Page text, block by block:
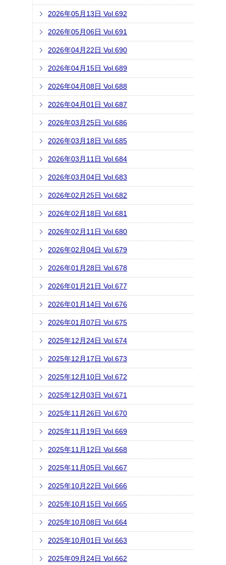
2026年05月13日 Vol.692
2026年05月06日 Vol.691
2026年04月22日 Vol.690
2026年04月15日 Vol.689
2026年04月08日 Vol.688
2026年04月01日 Vol.687
2026年03月25日 Vol.686
2026年03月18日 Vol.685
2026年03月11日 Vol.684
2026年03月04日 Vol.683
2026年02月25日 Vol.682
2026年02月18日 Vol.681
2026年02月11日 Vol.680
2026年02月04日 Vol.679
2026年01月28日 Vol.678
2026年01月21日 Vol.677
2026年01月14日 Vol.676
2026年01月07日 Vol.675
2025年12月24日 Vol.674
2025年12月17日 Vol.673
2025年12月10日 Vol.672
2025年12月03日 Vol.671
2025年11月26日 Vol.670
2025年11月19日 Vol.669
2025年11月12日 Vol.668
2025年11月05日 Vol.667
2025年10月22日 Vol.666
2025年10月15日 Vol.665
2025年10月08日 Vol.664
2025年10月01日 Vol.663
2025年09月24日 Vol.662